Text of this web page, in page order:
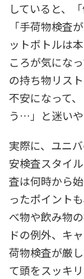
していると、
「手荷物検査
ットボトルは
ころが気にな
の持ち物リス
不安になって
う…」と迷いや
実際に、ユニ
安検査スタイ
査は何時から
ったポイント
べ物や飲み物
ドの例外、キ
荷物検査が厳
て頭をスッキ